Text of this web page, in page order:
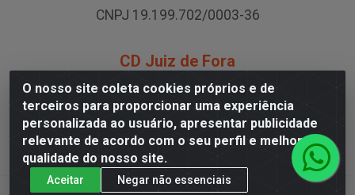
O nosso site coleta cookies próprios e de
terceiros para proporcionar uma experiência
personalizada ao usuário, apresentar publicidade
relevante de acordo com o seu perfil e melhorar a
qualidade do nosso site.
Aceitar Negar não essenciais
CNPJ 19.199.702/0003-36
CD Juiz de Fora
Rodovia BR-040 , Nº 0, Área B2 Condominio Brasil LOG
- São Pedro, Juiz de Fora/MG
CNPJ 19.199.702/0005-06